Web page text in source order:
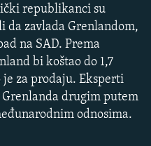
republikanci su
da zavlada Grenlandom,
na SAD. Prema
bi koštao do 1,7
za prodaju. Eksperti
drugim putem
odnosima.